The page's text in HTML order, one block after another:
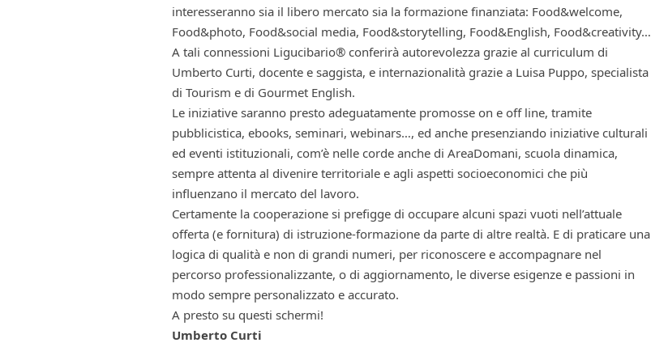
interesseranno sia il libero mercato sia la formazione finanziata: Food&welcome,
Food&photo, Food&social media, Food&storytelling, Food&English, Food&creativity…
A tali connessioni Ligucibario® conferirà autorevolezza grazie al curriculum di
Umberto Curti, docente e saggista, e internazionalità grazie a Luisa Puppo, specialista
di Tourism e di Gourmet English.
Le iniziative saranno presto adeguatamente promosse on e off line, tramite
pubblicistica, ebooks, seminari, webinars…, ed anche presenziando iniziative culturali
ed eventi istituzionali, com’è nelle corde anche di AreaDomani, scuola dinamica,
sempre attenta al divenire territoriale e agli aspetti socioeconomici che più
influenzano il mercato del lavoro.
Certamente la cooperazione si prefigge di occupare alcuni spazi vuoti nell’attuale
offerta (e fornitura) di istruzione-formazione da parte di altre realtà. E di praticare una
logica di qualità e non di grandi numeri, per riconoscere e accompagnare nel
percorso professionalizzante, o di aggiornamento, le diverse esigenze e passioni in
modo sempre personalizzato e accurato.
A presto su questi schermi!
Umberto Curti